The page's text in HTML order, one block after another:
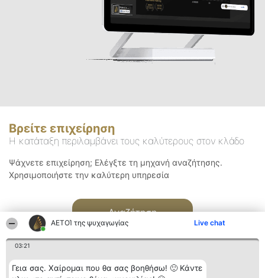
ΑΕΤΟΊ της ψυχαγωγίας Live chat
03:21
Γεια σας. Χαίρομαι που θα σας βοηθήσω! 🙂 Κάντε
Βρείτε επιχείρηση
Η κατάταξη περιλαμβάνει τους καλύτερους στον κλάδο
Ψάχνετε επιχείρηση; Ελέγξτε τη μηχανή αναζήτησης.
Χρησιμοποιήστε την καλύτερη υπηρεσία
Αναζήτηση